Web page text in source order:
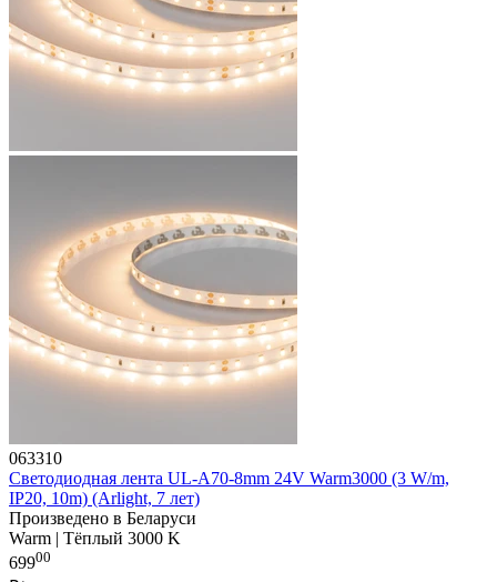
063310
Светодиодная лента UL-A70-8mm 24V Warm3000 (3 W/m,
IP20, 10m) (Arlight, 7 лет)
Произведено в Беларуси
Warm | Тёплый 3000 K
69900